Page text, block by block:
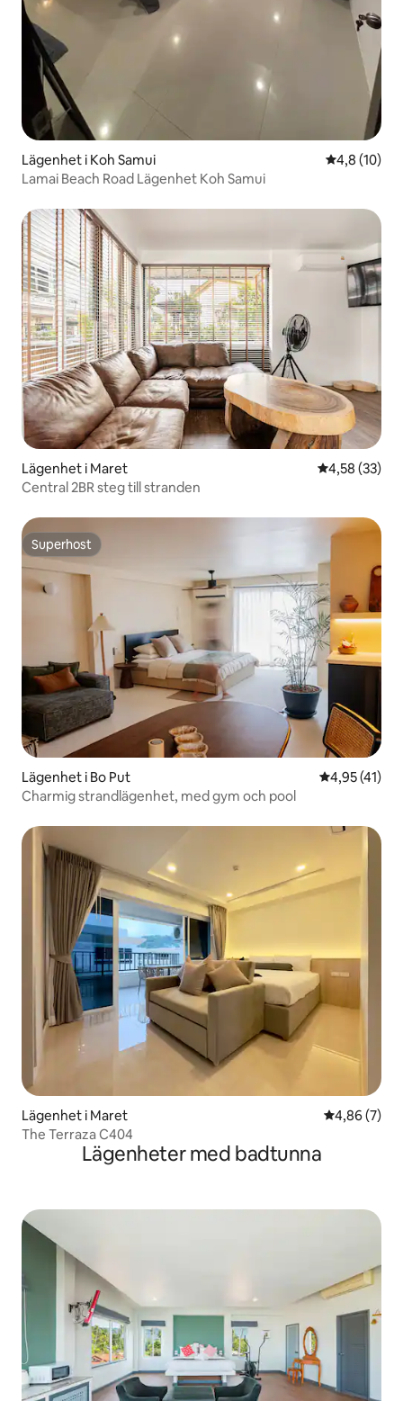
Lägenhet i Koh Samui 4,8 av 5 i
4,8 (10)
Lamai Beach Road Lägenhet Koh Samui
Lägenhet i Maret 4,58 av 5 i
4,58 (33)
Central 2BR steg till stranden
Superhost
Superhost
Lägenhet i Bo Put 4,95 av 5 i
4,95 (41)
Charmig strandlägenhet, med gym och pool
Lägenhet i Maret 4,86 av 5 i
4,86 (7)
The Terraza C404
Lägenheter med badtunna